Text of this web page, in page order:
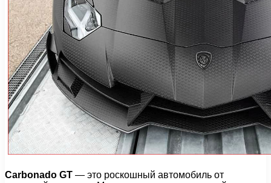
Carbonado GT — это роскошный автомобиль от